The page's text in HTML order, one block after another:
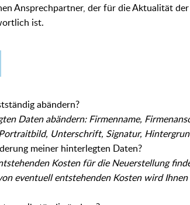
Ansprechpartner, der für die Aktualität
ist.
abändern?
Daten abändern: Firmenname,
Unterschrift, Signatur,
meiner hinterlegten Daten?
Kosten für die Neuerstellung
eventuell entstehenden Kosten wird